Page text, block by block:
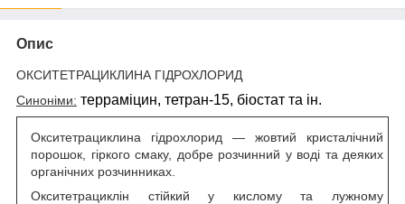
Опис
ОКСИТЕТРАЦИКЛИНА ГІДРОХЛОРИД
Синоніми: терраміцин, тетран-15, біостат та ін.
Окситетрациклина гідрохлорид — жовтий кристалічний
порошок, гіркого смаку, добре розчинний у воді та деяких
органічних розчинниках.
Окситетрациклін стійкий у кислому та лужному